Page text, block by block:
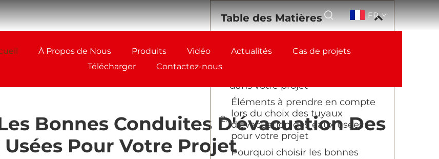
FR
À Propos de Nous Produits Vidéo Actualités
Cas de projets
Télécharger
Contactez-nous
Bonnes Conduites D'évacuation Des
Usées Pour Votre Projet
Table des Matières
Comprendre l'importance d'un
dans votre projet
Éléments à prendre en compte
lors du choix des tuyaux
d'évacuation des eaux usées
pour votre projet
Pourquoi choisir les bonnes